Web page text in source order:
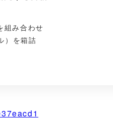
組み合わせ
）を箱詰